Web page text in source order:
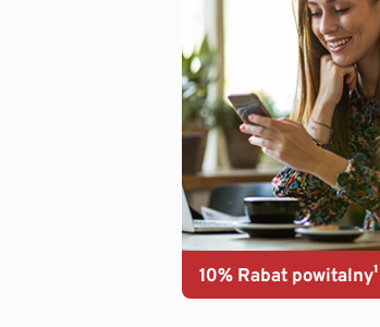
10% Rabat powitalny¹